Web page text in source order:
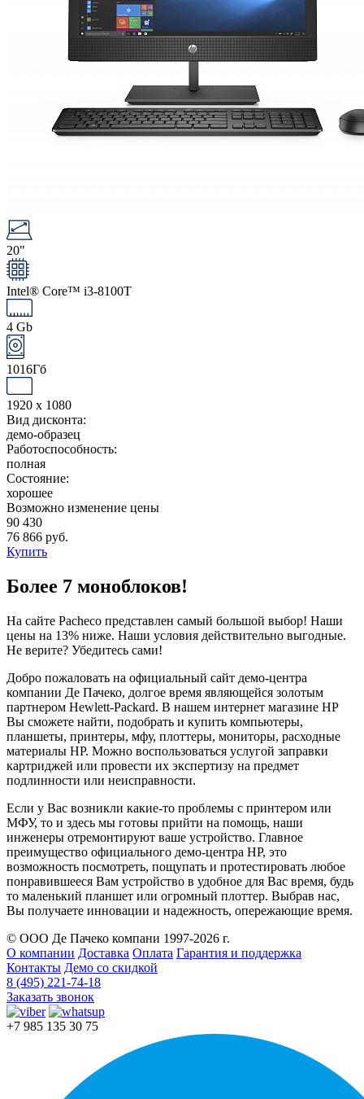
20"
Intel® Core™ i3-8100T
4 Gb
1016Гб
1920 x 1080
Вид дисконта:
демо-образец
Работоспособность:
полная
Состояние:
хорошее
Возможно изменение цены
90 430
76 866 руб.
Купить
Более 7 моноблоков!
На сайте Pacheco представлен самый большой выбор! Наши
цены на 13% ниже. Наши условия действительно выгодные.
Не верите? Убедитесь сами!
Добро пожаловать на официальный сайт демо-центра
компании Де Пачеко, долгое время являющейся золотым
партнером Hewlett-Packard. В нашем интернет магазине HP
Вы сможете найти, подобрать и купить компьютеры,
планшеты, принтеры, мфу, плоттеры, мониторы, расходные
материалы HP. Можно воспользоваться услугой заправки
картриджей или провести их экспертизу на предмет
подлинности или неисправности.
Если у Вас возникли какие-то проблемы с принтером или
МФУ, то и здесь мы готовы прийти на помощь, наши
инженеры отремонтируют ваше устройство. Главное
преимущество официального демо-центра HP, это
возможность посмотреть, пощупать и протестировать любое
понравившееся Вам устройство в удобное для Вас время, будь
то маленький планшет или огромный плоттер. Выбрав нас,
Вы получаете инновации и надежность, опережающие время.
© ООО Де Пачеко компани 1997-2026 г.
О компании Доставка Оплата Гарантия и поддержка
Контакты Демо со скидкой
8 (495) 221-74-18
Заказать звонок
+7 985 135 30 75